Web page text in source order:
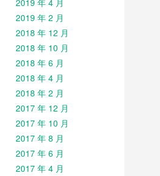
2019 年 4 月
2019 年 2 月
2018 年 12 月
2018 年 10 月
2018 年 6 月
2018 年 4 月
2018 年 2 月
2017 年 12 月
2017 年 10 月
2017 年 8 月
2017 年 6 月
2017 年 4 月